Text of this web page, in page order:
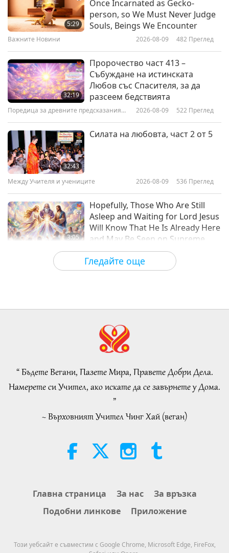
Amsterdam, Netherlands, phases
out advertisements for animal-
people meat and fossil fuels.
34:50
Важните Новини
33:35
Гледайте още
5:29
Once Incarnated as Gecko-
person, so We Must Never Judge
Souls, Beings We Encounter
Важните Новини 2026-08-09 482 Преглед
32:19
Пророчество част 413 –
Събуждане на истинската
Любов със Спасителя, за да
разсеем бедствията
Поредица за древните предсказания
2026-08-09 522 Преглед
32:43
Силата на любовта, част 2 от 5
Между Учителя и учениците 2026-08-09 536 Преглед
3:05
Hopefully, Those Who Are Still
Asleep and Waiting for Lord Jesus
Will Know That He Is Already Here
and May Be Seen on Supreme
Master Television
Важните Новини 2026-08-08
3:40
4:58
VEG TREND NEWS FROM
June 2026 - Part 2 of 2
2026-08-08 Преглед
38:08
Силата на любовта, част 1 от 5
There Is No Need to Be Afraid of
Negative Power When We Are
Using Supreme Master TV Max
Negative Entity
“ Бъдете Вегани, Пазете Мира, Правете Добри Дела.
Намерете си Учител, ако искате да се завърнете у Дома.
”
~ Върховният Учител Чинг Хай (веган)
Главна страница За нас
За връзка
Подобни линкове
Приложение
Този уебсайт е съвместим с Google Chrome, Microsoft Edge, FireFox,